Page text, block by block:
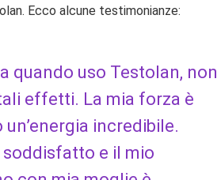
Ecco alcune testimonianze:
quando uso Testolan, non
effetti. La mia forza è
incredibile.
soddisfatto e il mio